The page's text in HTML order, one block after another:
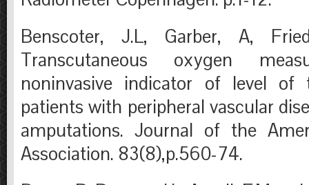
Benscoter, J.L, Garber, A,
Transcutaneous oxygen
noninvasive indicator of level of
patients with peripheral vascular
amputations. Journal of the
Association. 83(8),p.560-74.